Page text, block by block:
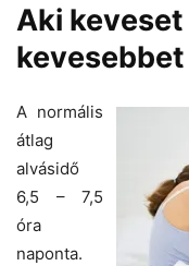
Aki
kevesebbet
A normális
átlag
alvásidő
6,5 – 7,5
óra
naponta.